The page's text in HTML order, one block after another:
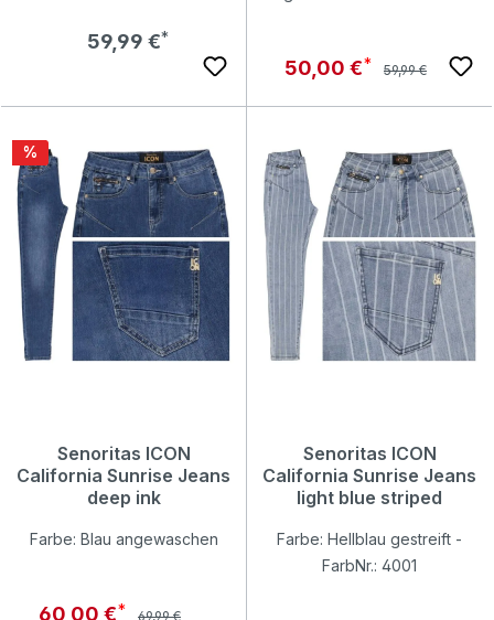
Regulärer Preis:
59,99 €
Verkaufspreis:
50,00 € Regulärer Preis:
59,99 €
Rabatt
%
Senoritas ICON
California Sunrise Jeans
deep ink
Farbe: Blau angewaschen
Verkaufspreis:
60,00 € Regulärer Preis:
69,99 €
Senoritas ICON
California Sunrise Jeans
light blue striped
Farbe: Hellblau gestreift -
FarbNr.: 4001